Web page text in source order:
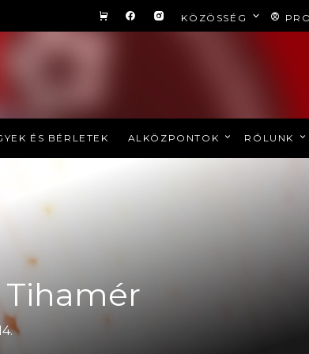
KÖZÖSSÉG
ÉS BÉRLETEK ALKÖZPONTOK RÓLUNK